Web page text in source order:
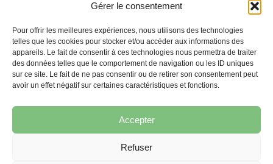
Gérer le consentement
Pour offrir les meilleures expériences, nous utilisons des technologies
telles que les cookies pour stocker et/ou accéder aux informations des
appareils. Le fait de consentir à ces technologies nous permettra de traiter
des données telles que le comportement de navigation ou les ID uniques
sur ce site. Le fait de ne pas consentir ou de retirer son consentement peut
avoir un effet négatif sur certaines caractéristiques et fonctions.
Accepter
Refuser
Saint-Germain-En-Laye
Ligne R2-Nord
Tramway T13
20mins à pied du RER A